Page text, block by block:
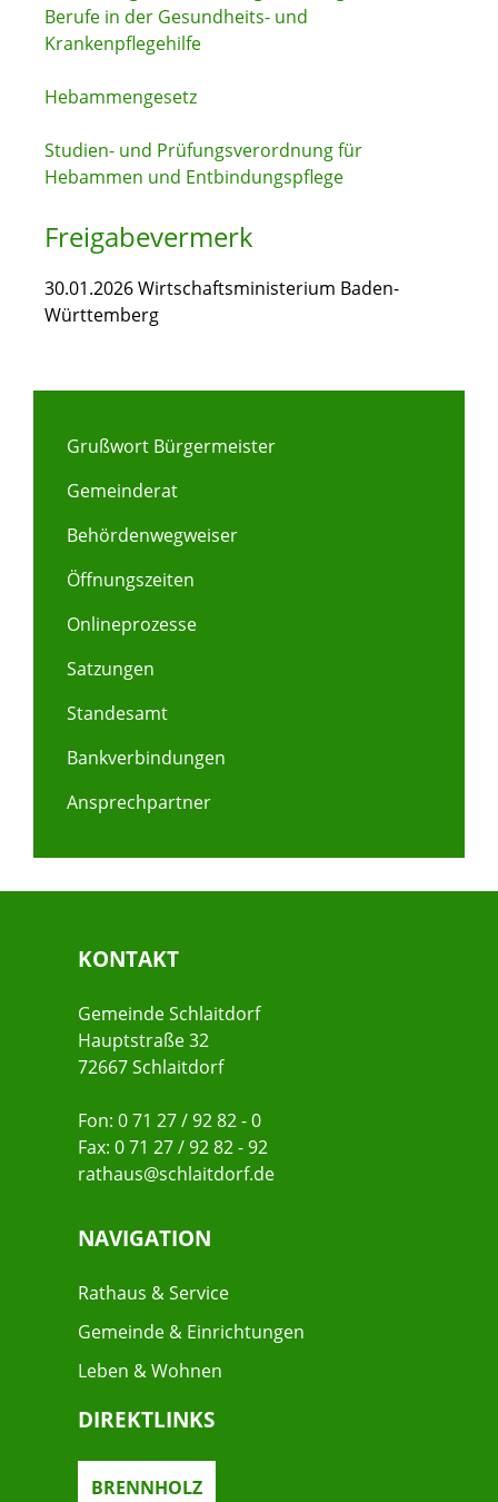
Berufe in der Gesundheits- und
Krankenpflegehilfe
Hebammengesetz
Studien- und Prüfungsverordnung für
Hebammen und Entbindungspflege
Freigabevermerk
30.01.2026 Wirtschaftsministerium Baden-
Württemberg
Grußwort Bürgermeister
Gemeinderat
Behördenwegweiser
Öffnungszeiten
Onlineprozesse
Satzungen
Standesamt
Bankverbindungen
Ansprechpartner
KONTAKT
Gemeinde Schlaitdorf
Hauptstraße 32
72667 Schlaitdorf
Fon: 0 71 27 / 92 82 - 0
Fax: 0 71 27 / 92 82 - 92
rathaus@schlaitdorf.de
NAVIGATION
Rathaus & Service
Gemeinde & Einrichtungen
Leben & Wohnen
DIREKTLINKS
BRENNHOLZ